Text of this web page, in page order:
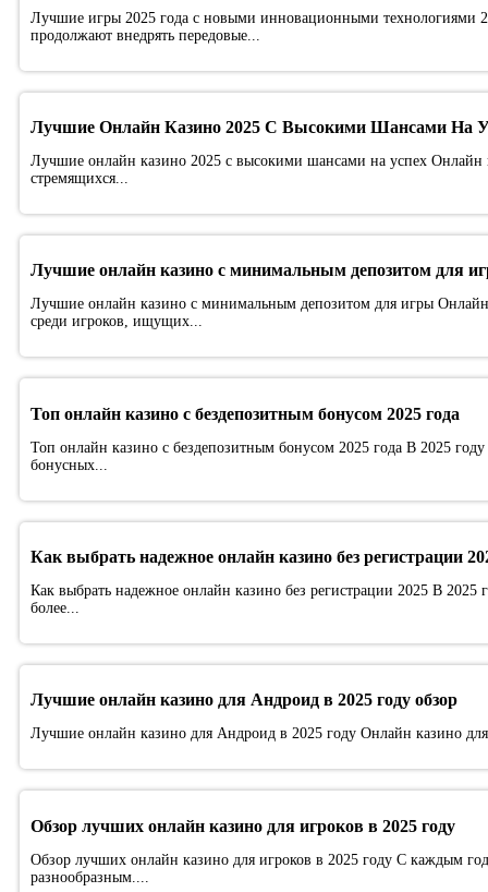
Лучшие игры 2025 года с новыми инновационными технологиями
продолжают внедрять передовые...
Лучшие Онлайн Казино 2025 С Высокими Шансами На
Лучшие онлайн казино 2025 с высокими шансами на успех Онлайн
стремящихся...
Лучшие онлайн казино с минимальным депозитом для
Лучшие онлайн казино с минимальным депозитом для игры
среди игроков, ищущих...
Топ онлайн казино с бездепозитным бонусом 2025 года
Топ онлайн казино с бездепозитным бонусом 2025 года В 2025
бонусных...
Как выбрать надежное онлайн казино без регистрации
Как выбрать надежное онлайн казино без регистрации 2025 В 2025
более...
Лучшие онлайн казино для Андроид в 2025 году обзор
Лучшие онлайн казино для Андроид в 2025 году Онлайн казино
Обзор лучших онлайн казино для игроков в 2025 году
Обзор лучших онлайн казино для игроков в 2025 году С каждым
разнообразным....